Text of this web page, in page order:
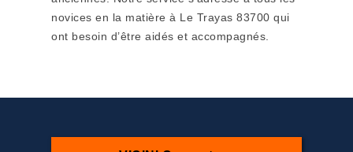
novices en la matière à Le Trayas 83700 qui
ont besoin d’être aidés et accompagnés.